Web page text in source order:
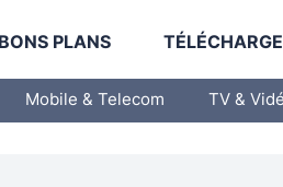
BONS PLANS
Mobile & Telecom TV &